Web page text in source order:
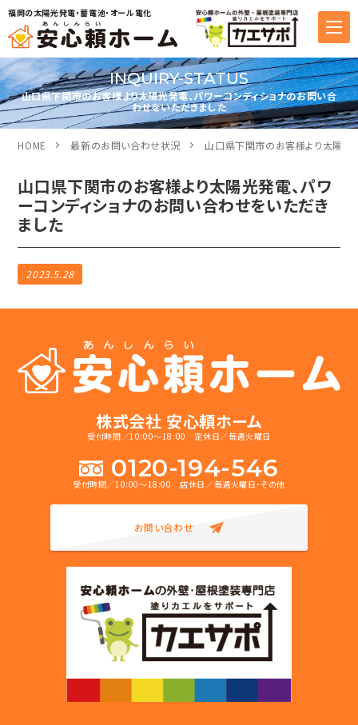
福岡の太陽光発電・蓄電池・オール電化
INQUIRY-STATUS
山口県下関市のお客様より太陽光発電、パワーコンディショナのお問い合
わせをいただきました
HOME 最新のお問い合わせ状況 山口県下関市のお客様より太陽光
山口県下関市のお客様より太陽光発電、パワ
ーコンディショナのお問い合わせをいただき
ました
2023.5.28
株式会社 安心頼ホーム
受付時間／10:00～18:00 定休日／毎週火曜日
0120-194-546
受付時間／10:00～18:00 店休日／毎週火曜日・その他
お問い合わせ